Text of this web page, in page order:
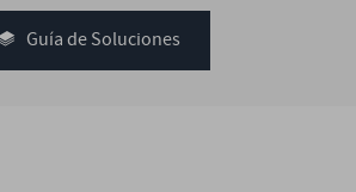
Guía de Soluciones